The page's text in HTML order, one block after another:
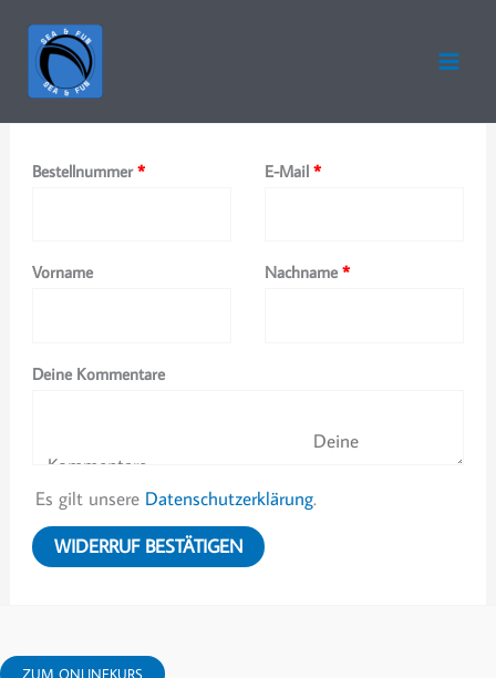
Inhalt
springen
Bestellnummer*erforderlich E-Mail *erforderlich
Vorname Nachname *erforderlich
Page URI *erforderlich
Deine Kommentare
Es gilt unsere Datenschutzerklärung.
WIDERRUF BESTÄTIGEN
ZUM ONLINEKURS